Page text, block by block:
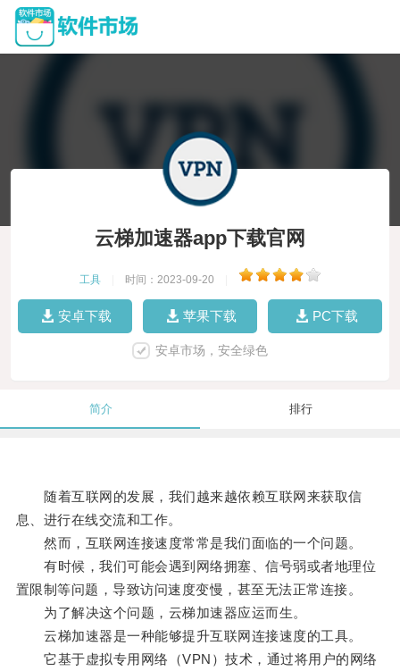
云梯加速器app下载官网
工具 时间：2023-09-20
安卓下载 苹果下载 PC下载
安卓市场，安全绿色
简介 排行
随着互联网的发展，我们越来越依赖互联网来获取信
息、进行在线交流和工作。
然而，互联网连接速度常常是我们面临的一个问题。
有时候，我们可能会遇到网络拥塞、信号弱或者地理位
置限制等问题，导致访问速度变慢，甚至无法正常连接。
为了解决这个问题，云梯加速器应运而生。
云梯加速器是一种能够提升互联网连接速度的工具。
它基于虚拟专用网络（VPN）技术，通过将用户的网络